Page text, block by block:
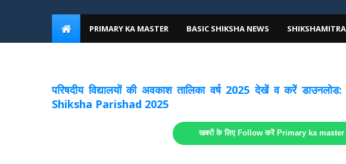
PRIMARY KA MASTER BASIC SHIKSHA NEWS
परिषदीय विद्यालयों की अवकाश तालिका वर्ष 2025 देखें व करें
Shiksha Parishad 2025
खबरों के लिए Follow करें Primary ka